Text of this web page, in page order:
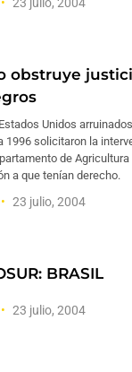
obstruye
Unidos
solicitaron la
de
a que tenían derecho.
23 julio, 2004
BRASIL
23 julio, 2004